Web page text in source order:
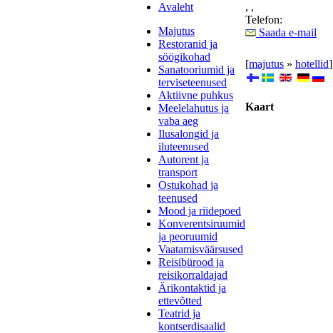
Avaleht
Majutus
Restoranid ja
söögikohad
Sanatooriumid ja
terviseteenused
Aktiivne puhkus
Meelelahutus ja
vaba aeg
Ilusalongid ja
iluteenused
Autorent ja
transport
Ostukohad ja
teenused
Mood ja riidepoed
Konverentsiruumid
ja peoruumid
Vaatamisväärsused
Reisibürood ja
reisikorraldajad
Ärikontaktid ja
ettevõtted
Teatrid ja
kontserdisaalid
, ,
Telefon:
Saada e-mail
[majutus » hotellid]
Kaart